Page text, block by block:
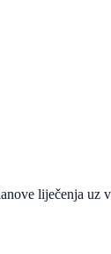
liječenja uz